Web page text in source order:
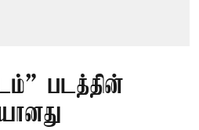
படத்தின்